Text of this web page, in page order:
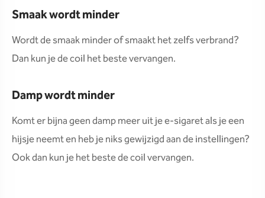
Smaak wordt minder
Wordt de smaak minder of smaakt het zelfs verbrand?
Dan kun je de coil het beste vervangen.
Damp wordt minder
Komt er bijna geen damp meer uit je e-sigaret als je een
hijsje neemt en heb je niks gewijzigd aan de instellingen?
Ook dan kun je het beste de coil vervangen.